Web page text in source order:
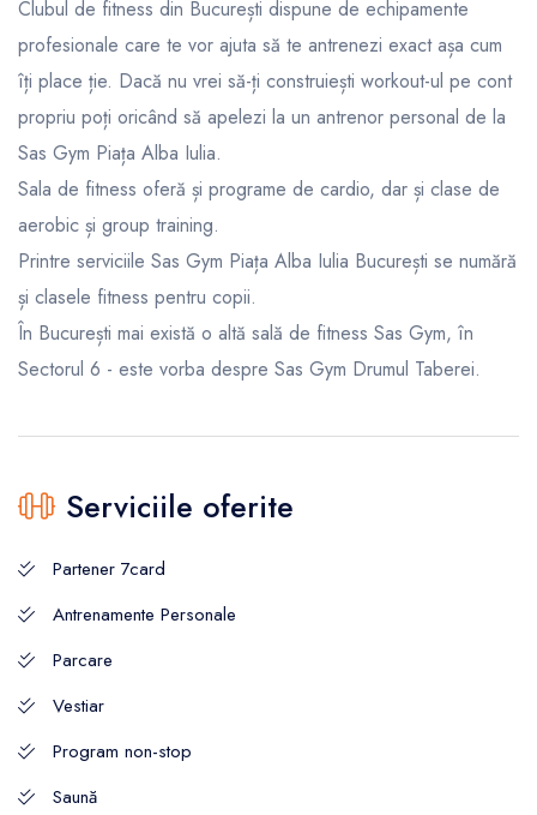
Clubul de fitness din București dispune de echipamente
profesionale care te vor ajuta să te antrenezi exact așa cum
îți place ție. Dacă nu vrei să-ți construiești workout-ul pe cont
propriu poți oricând să apelezi la un antrenor personal de la
Sas Gym Piața Alba Iulia.
Sala de fitness oferă și programe de cardio, dar și clase de
aerobic și group training.
Printre serviciile Sas Gym Piața Alba Iulia București se numără
și clasele fitness pentru copii.
În București mai există o altă sală de fitness Sas Gym, în
Sectorul 6 - este vorba despre Sas Gym Drumul Taberei.
Serviciile oferite
Partener 7card
Antrenamente Personale
Parcare
Vestiar
Program non-stop
Saună